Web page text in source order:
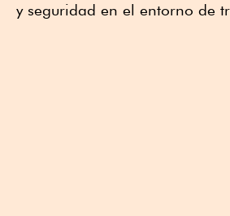
y seguridad en el entorno de